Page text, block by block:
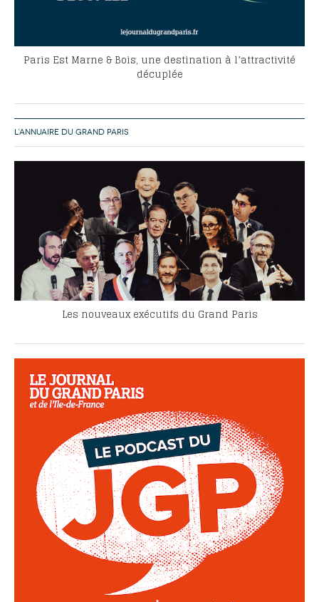
Paris Est Marne & Bois, une destination à l’attractivité
décuplée
L’ANNUAIRE DU GRAND PARIS
Les nouveaux exécutifs du Grand Paris